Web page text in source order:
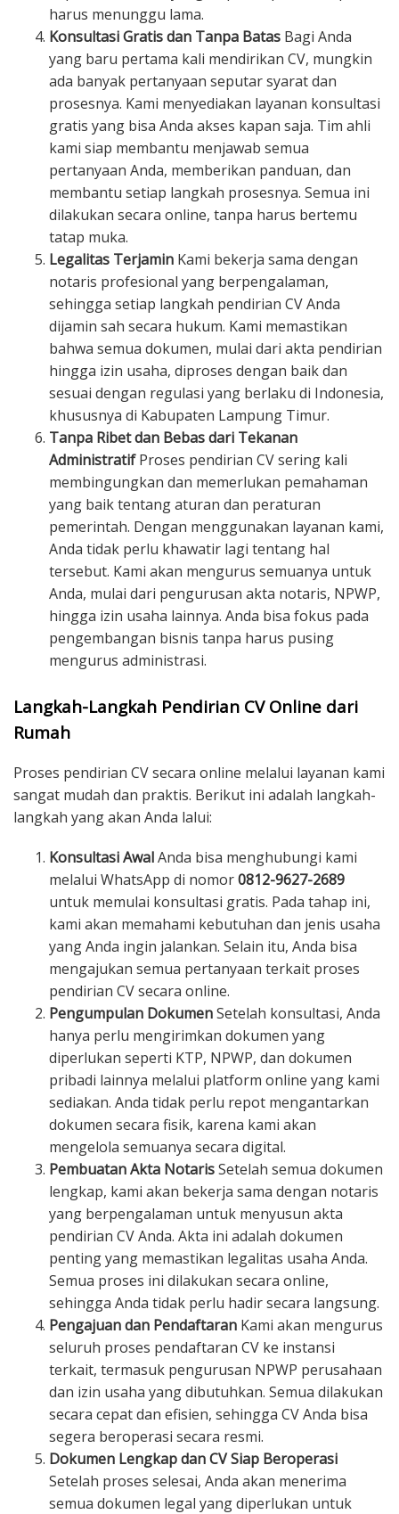
harus menunggu lama.
Konsultasi Gratis dan Tanpa Batas Bagi Anda
yang baru pertama kali mendirikan CV, mungkin
ada banyak pertanyaan seputar syarat dan
prosesnya. Kami menyediakan layanan konsultasi
gratis yang bisa Anda akses kapan saja. Tim ahli
kami siap membantu menjawab semua
pertanyaan Anda, memberikan panduan, dan
membantu setiap langkah prosesnya. Semua ini
dilakukan secara online, tanpa harus bertemu
tatap muka.
Legalitas Terjamin Kami bekerja sama dengan
notaris profesional yang berpengalaman,
sehingga setiap langkah pendirian CV Anda
dijamin sah secara hukum. Kami memastikan
bahwa semua dokumen, mulai dari akta pendirian
hingga izin usaha, diproses dengan baik dan
sesuai dengan regulasi yang berlaku di Indonesia,
khususnya di Kabupaten Lampung Timur.
Tanpa Ribet dan Bebas dari Tekanan
AdministratifProses pendirian CV sering kali
membingungkan dan memerlukan pemahaman
yang baik tentang aturan dan peraturan
pemerintah. Dengan menggunakan layanan kami,
Anda tidak perlu khawatir lagi tentang hal
tersebut. Kami akan mengurus semuanya untuk
Anda, mulai dari pengurusan akta notaris, NPWP,
hingga izin usaha lainnya. Anda bisa fokus pada
pengembangan bisnis tanpa harus pusing
mengurus administrasi.
Langkah-Langkah Pendirian CV Online dari
Rumah
Proses pendirian CV secara online melalui layanan kami
sangat mudah dan praktis. Berikut ini adalah langkah-
langkah yang akan Anda lalui:
Konsultasi AwalAnda bisa menghubungi kami
melalui WhatsApp di nomor0812-9627-2689
untuk memulai konsultasi gratis. Pada tahap ini,
kami akan memahami kebutuhan dan jenis usaha
yang Anda ingin jalankan. Selain itu, Anda bisa
mengajukan semua pertanyaan terkait proses
pendirian CV secara online.
Pengumpulan DokumenSetelah konsultasi, Anda
hanya perlu mengirimkan dokumen yang
diperlukan seperti KTP, NPWP, dan dokumen
pribadi lainnya melalui platform online yang kami
sediakan. Anda tidak perlu repot mengantarkan
dokumen secara fisik, karena kami akan
mengelola semuanya secara digital.
Pembuatan Akta NotarisSetelah semua dokumen
lengkap, kami akan bekerja sama dengan notaris
yang berpengalaman untuk menyusun akta
pendirian CV Anda. Akta ini adalah dokumen
penting yang memastikan legalitas usaha Anda.
Semua proses ini dilakukan secara online,
sehingga Anda tidak perlu hadir secara langsung.
Pengajuan dan Pendaftaran Kami akan mengurus
seluruh proses pendaftaran CV ke instansi
terkait, termasuk pengurusan NPWP perusahaan
dan izin usaha yang dibutuhkan. Semua dilakukan
secara cepat dan efisien, sehingga CV Anda bisa
segera beroperasi secara resmi.
Dokumen Lengkap dan CV Siap Beroperasi
Setelah proses selesai, Anda akan menerima
semua dokumen legal yang diperlukan untuk